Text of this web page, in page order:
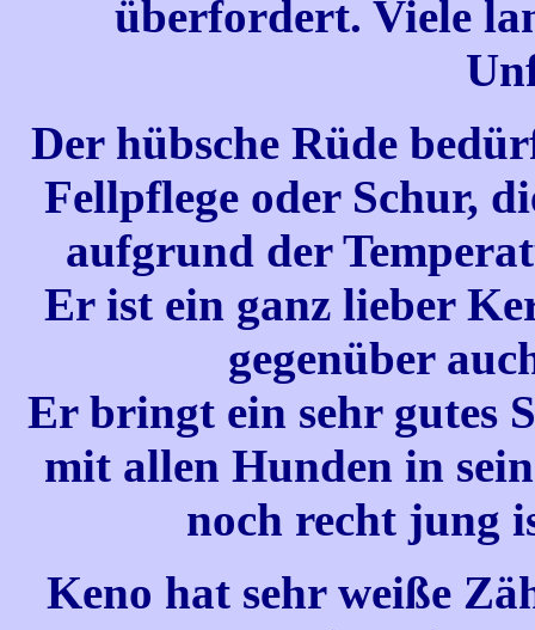
überfordert. Viele
Der hübsche Rüde
Fellpflege oder Schur,
aufgrund der
Er ist ein ganz lieber
gegenüber
Er bringt ein sehr gutes
mit allen Hunden in
noch recht jung
Keno hat sehr weiße